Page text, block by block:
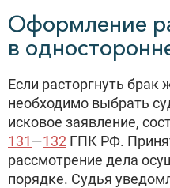
Оформление
в
Если расторгнуть брак
необходимо выбрать
исковое заявление,
131—132 ГПК РФ.
рассмотрение дела
порядке. Судья